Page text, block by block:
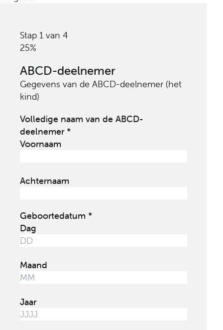
Stap 1 van 4
25%
ABCD-deelnemer
Gegevens van de ABCD-deelnemer (het
kind)
Volledige naam van de ABCD-
deelnemer
Voornaam
Achternaam
Geboortedatum
Dag
Maand
Jaar